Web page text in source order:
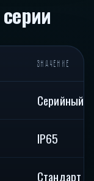
ЗНАЧЕНИЕ
Серийный
IP65
Стандарт /